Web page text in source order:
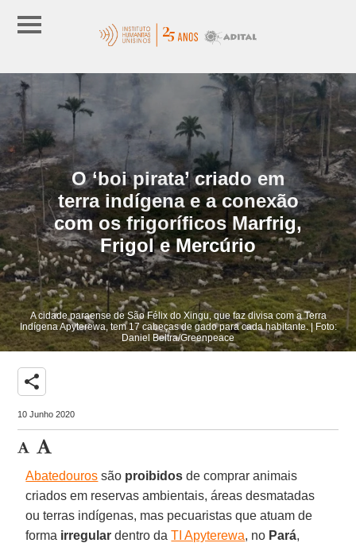
O ‘boi pirata’ criado em
terra indígena e a conexão
com os frigoríficos Marfrig,
Frigol e Mercúrio
A cidade paraense de São Félix do Xingu, que faz divisa com a Terra
Indígena Apyterewa, tem 17 cabeças de gado para cada habitante. | Foto:
Daniel Beltra/Greenpeace
share
10 Junho 2020
Abatedouros são proibidos de comprar animais
criados em reservas ambientais, áreas desmatadas
ou terras indígenas, mas pecuaristas que atuam de
forma irregular dentro daTI Apyterewa, no Pará,